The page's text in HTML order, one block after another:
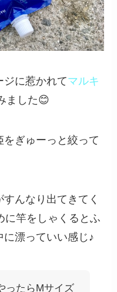
ジに惹かれてマルキ
ました😊
ぎゅーっと絞って
んなり出てきてく
に竿をしゃくるとふ
漂っていい感じ♪
ったらMサイズ